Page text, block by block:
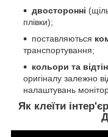
двосторонні
плівки);
поставляються
транспортування;
кольори та
оригіналу залежно
налаштувань
Як клеїти